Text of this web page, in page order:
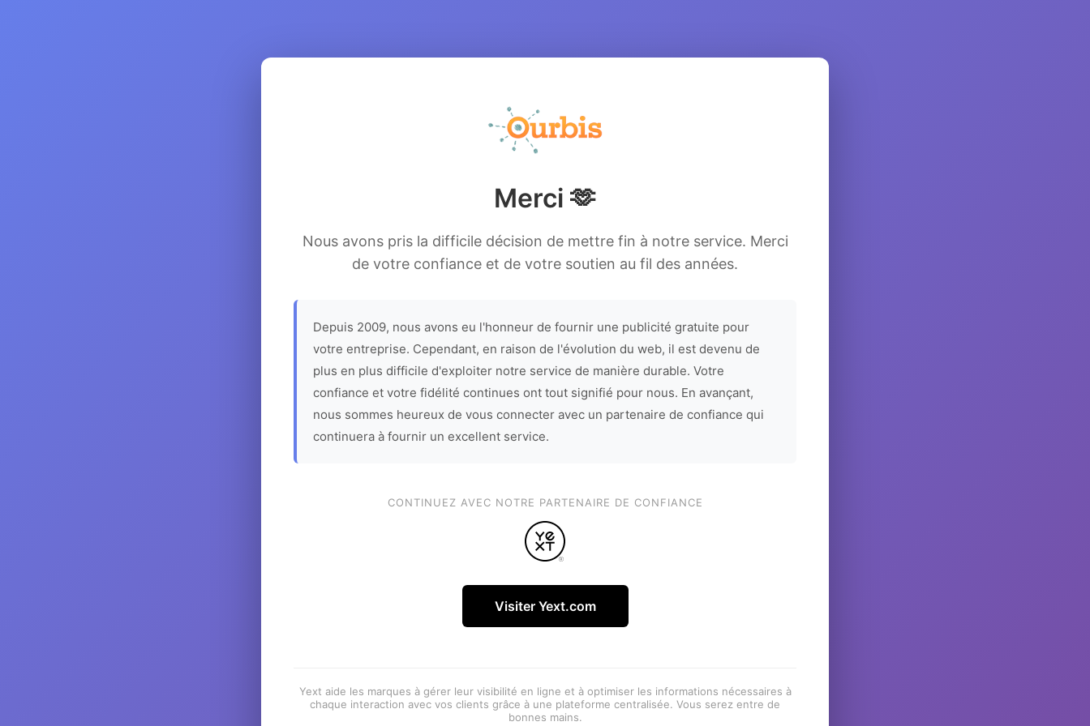
Merci 🫶
Nous avons pris la difficile décision de mettre fin à notre service. Merci
de votre confiance et de votre soutien au fil des années.
Depuis 2009, nous avons eu l'honneur de fournir une publicité gratuite pour
votre entreprise. Cependant, en raison de l'évolution du web, il est devenu de
plus en plus difficile d'exploiter notre service de manière durable. Votre
confiance et votre fidélité continues ont tout signifié pour nous. En avançant,
nous sommes heureux de vous connecter avec un partenaire de confiance qui
continuera à fournir un excellent service.
CONTINUEZ AVEC NOTRE PARTENAIRE DE CONFIANCE
Visiter Yext.com
Yext aide les marques à gérer leur visibilité en ligne et à optimiser les informations nécessaires à
chaque interaction avec vos clients grâce à une plateforme centralisée. Vous serez entre de
bonnes mains.